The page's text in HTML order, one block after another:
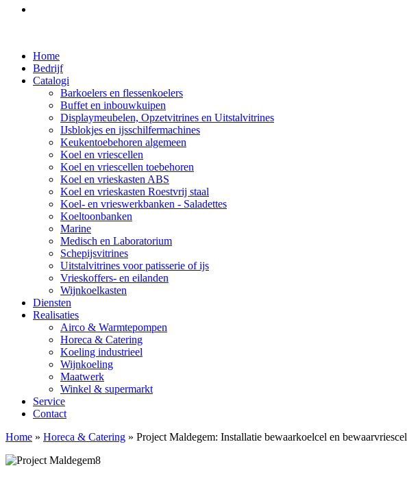
Home
Bedrijf
Catalogi
Barkoelers en flessenkoelers
Buffet en inbouwkuipen
Displaymeubelen, Opzetvitrines en Uitstalvitrines
IJsblokjes en ijsschilfermachines
Keukentoebehoren algemeen
Koel en vriescellen
Koel en vriescellen toebehoren
Koel en vrieskasten ABS
Koel en vrieskasten Roestvrij staal
Koel- en vrieswerkbanken - Saladettes
Koeltoonbanken
Marine
Medisch en Laboratorium
Schepijsvitrines
Uitstalvitrines voor patisserie of ijs
Vrieskoffers- en eilanden
Wijnkoelkasten
Diensten
Realisaties
Airco & Warmtepompen
Horeca & Catering
Koeling industrieel
Wijnkoeling
Maatwerk
Winkel & supermarkt
Service
Contact
Home » Horeca & Catering » Project Maldegem: Installatie bewaarkoelcel en bewaarvriescel